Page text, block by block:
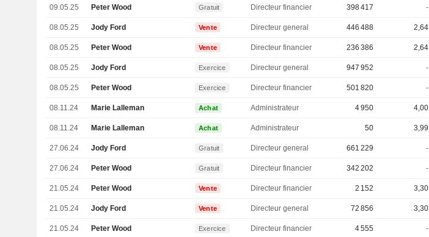
09.05.25 Peter Wood Gratuit Directeur financier 398 417 -
08.05.25 Jody Ford Vente Directeur general 446 488 2,64
08.05.25 Peter Wood Vente Directeur financier 236 386 2,64
08.05.25 Jody Ford Exercice Directeur general 947 952 -
08.05.25 Peter Wood Exercice Directeur financier 501 820 -
08.11.24 Marie Lalleman Achat Administrateur 4 950 4,00
08.11.24 Marie Lalleman Achat Administrateur 50 3,99
27.06.24 Jody Ford Gratuit Directeur general 661 229 -
27.06.24 Peter Wood Gratuit Directeur financier 342 202 -
21.05.24 Peter Wood Vente Directeur financier 2 152 3,30
21.05.24 Jody Ford Vente Directeur general 72 856 3,30
21.05.24 Peter Wood Exercice Directeur financier 4 555 -